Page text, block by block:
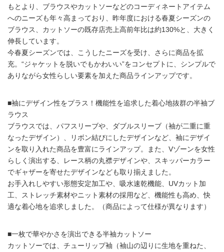
もとより、ブラウスやカットソーなどのコーディネートアイテム
へのニーズも年々高まっており、昨年度における春夏シーズンの
ブラウス、カットソーの既存店売上高前年比は約130%と、大きく
伸長しています。
今春夏シーズンでは、こうしたニーズを受け、さらに商品を拡
充。“ジャケットを脱いでもかわいい”をコンセプトに、シンプルで
ありながら女性らしい要素を加えた商品ラインアップです。
■袖にデザイン性をプラス！機能性を追求した着心地抜群の半袖ブ
ラウス
ブラウスでは、パフスリーブや、ダブルスリーブ（袖が二重に重
なったデザイン）、リボン結びにしたデザインなど、袖にデザイ
ンを取り入れた商品を豊富にラインアップ。また、Vゾーンを女性
らしく演出する、レース柄の丸襟デザインや、スキッパーカラー
でギャザーを寄せたデザインなども取り揃えました。
お手入れしやすい形態安定加工や、吸水速乾機能、UVカット加
工、ストレッチ素材やニット素材の採用など、機能性も高め、快
適な着心地を追求しました。（商品によって仕様が異なります）
■一枚で華やかさを演出できる半袖カットソー
カットソーでは、チューリップ袖（袖山の辺りに生地を重ねた、